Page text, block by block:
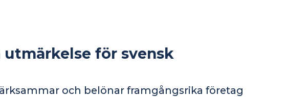
utmärkelse för svensk
och belönar framgångsrika företag